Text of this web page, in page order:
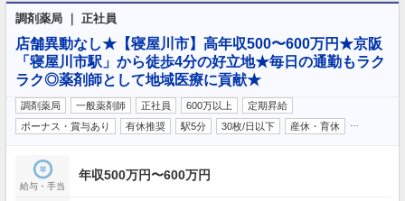
調剤薬局 ｜ 正社員
店舗異動なし★【寝屋川市】高年収500〜600万円★京阪
「寝屋川市駅」から徒歩4分の好立地★毎日の通勤もラク
ラク◎薬剤師として地域医療に貢献★
調剤薬局 一般薬剤師 正社員 600万以上
定期昇給
ボーナス・賞与あり
有休推奨 駅5分 30枚/日以下 産休・育休
給与・手当
年収500万円〜600万円